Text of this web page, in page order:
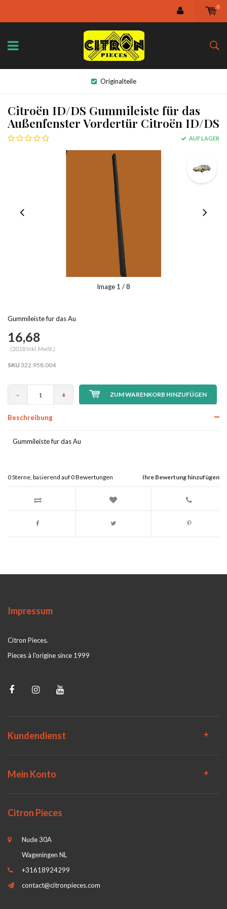
0
Originalteile
Citroën ID/DS Gummileiste für das
Außenfenster Vordertür Citroën ID/DS
AUF LAGER
Image 1 / 8
Gummileiste fur das Au
16,68
(20,18 Inkl. MwSt.)
SKU 322.958.004
- + ZUM WARENKORB HINZUFÜGEN
Beschreibung
Gummileiste fur das Au
Ihre Bewertung hinzufügen
0Sterne, basierend auf0Bewertungen
Impressum
Citron Pieces.
Pieces à l'origine since 1999
Kundendienst
Mein Konto
Citron Pieces
Nude 30A
Wageningen NL
+31618924299
contact@citronpieces.com